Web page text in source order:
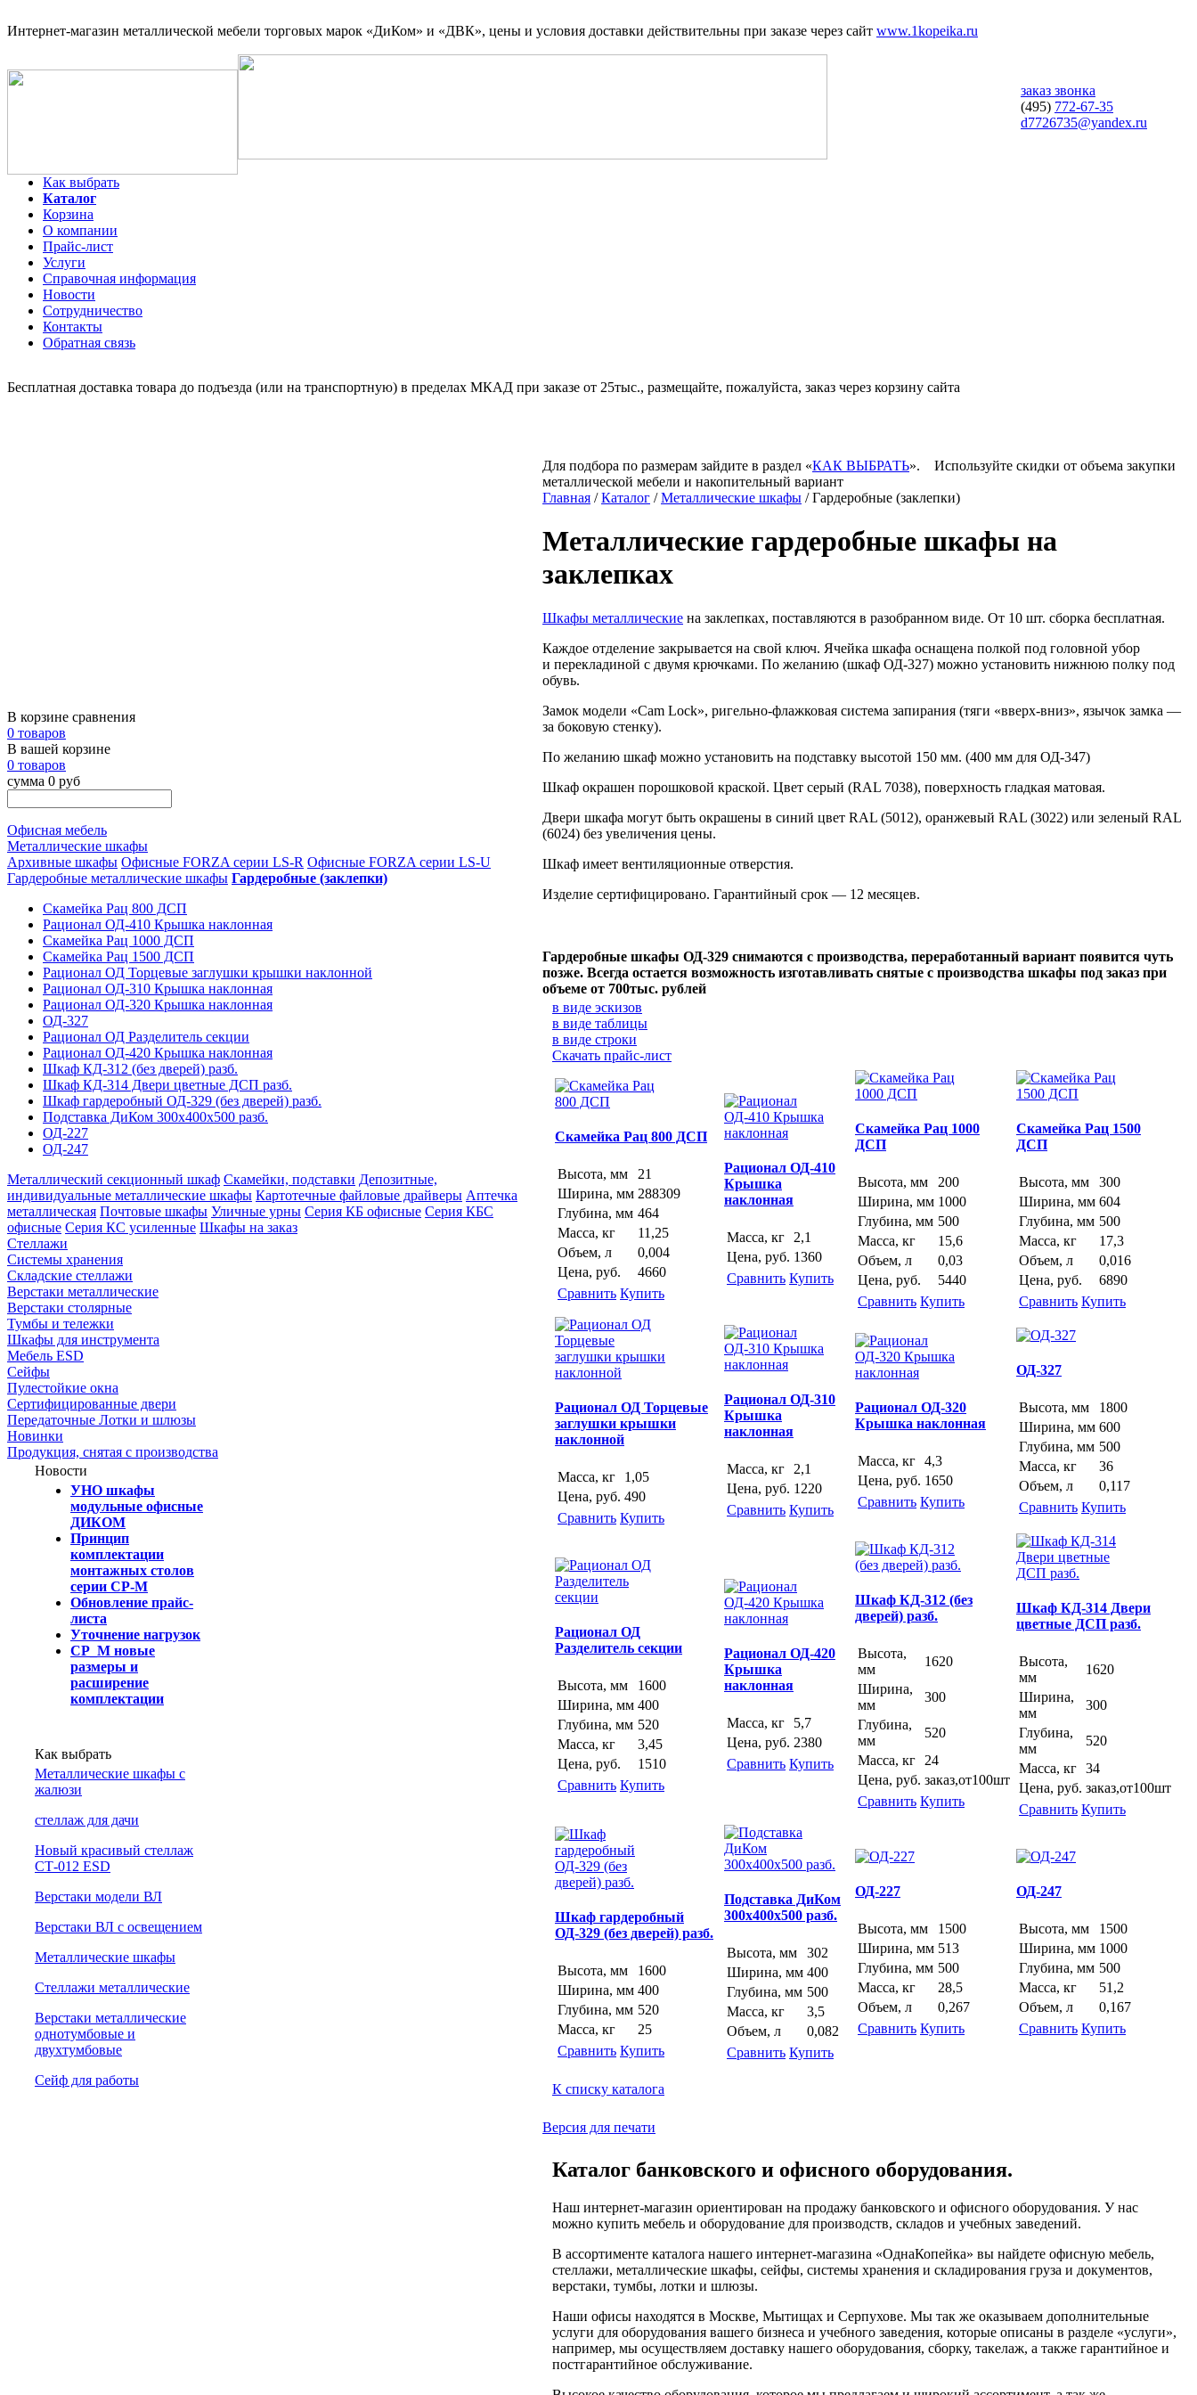
Интернет-магазин металлической мебели торговых марок «ДиКом» и «ДВК», цены и условия доставки действительны при заказе через сайт www.1kopeika.ru
заказ звонка
(495) 772-67-35
d7726735@yandex.ru
Как выбрать
Каталог
Корзина
О компании
Прайс-лист
Услуги
Справочная информация
Новости
Сотрудничество
Контакты
Обратная связь
Бесплатная доставка товара до подъезда (или на транспортную) в пределах МКАД при заказе от 25тыс., размещайте, пожалуйста, заказ через корзину сайта
В корзине сравнения
0 товаров
В вашей корзине
0 товаров
сумма 0 руб
Офисная мебель
Металлические шкафы
Архивные шкафы Офисные FORZA серии LS-R Офисные FORZA серии LS-U
Гардеробные металлические шкафы Гардеробные (заклепки)
Скамейка Рац 800 ДСП
Рационал ОД-410 Крышка наклонная
Скамейка Рац 1000 ДСП
Скамейка Рац 1500 ДСП
Рационал ОД Торцевые заглушки крышки наклонной
Рационал ОД-310 Крышка наклонная
Рационал ОД-320 Крышка наклонная
ОД-327
Рационал ОД Разделитель секции
Рационал ОД-420 Крышка наклонная
Шкаф КД-312 (без дверей) разб.
Шкаф КД-314 Двери цветные ДСП разб.
Шкаф гардеробный ОД-329 (без дверей) разб.
Подставка ДиКом 300х400х500 разб.
ОД-227
ОД-247
Металлический секционный шкаф Скамейки, подставки Депозитные,
индивидуальные металлические шкафы Картотечные файловые драйверы Аптечка
металлическая Почтовые шкафы Уличные урны Серия КБ офисные Серия КБС
офисные Серия КC усиленные Шкафы на заказ
Стеллажи
Системы хранения
Складские стеллажи
Верстаки металлические
Верстаки столярные
Тумбы и тележки
Шкафы для инструмента
Мебель ESD
Сейфы
Пулестойкие окна
Сертифицированные двери
Передаточные Лотки и шлюзы
Новинки
Продукция, снятая с производства
Новости
УНО шкафы
модульные офисные
ДИКОМ
Принцип
комплектации
монтажных столов
серии СР-М
Обновление прайс-
листа
Уточнение нагрузок
СР_М новые
размеры и
расширение
комплектации
Как выбрать
Металлические шкафы с
жалюзи
cтеллаж для дачи
Новый красивый стеллаж
СТ-012 ESD
Верстаки модели ВЛ
Верстаки ВЛ с освещением
Металлические шкафы
Стеллажи металлические
Верстаки металлические
однотумбовые и
двухтумбовые
Сейф для работы
Для подбора по размерам зайдите в раздел «КАК ВЫБРАТЬ».
Используйте скидки от объема закупки
металлической мебели и накопительный вариант
Главная /Каталог /Металлические шкафы / Гардеробные (заклепки)
Металлические гардеробные шкафы на
заклепках
Шкафы металлические на заклепках, поставляются в разобранном виде. От 10 шт. сборка бесплатная.
Каждое отделение закрывается на свой ключ. Ячейка шкафа оснащена полкой под головной убор
и перекладиной с двумя крючками. По желанию (шкаф ОД-327) можно установить нижнюю полку под
обувь.
Замок модели «Cam Lock», ригельно-флажковая система запирания (тяги «вверх-вниз», язычок замка —
за боковую стенку).
По желанию шкаф можно установить на подставку высотой 150 мм. (400 мм для ОД-347)
Шкаф окрашен порошковой краской. Цвет серый (RAL 7038), поверхность гладкая матовая.
Двери шкафа могут быть окрашены в синий цвет RAL (5012), оранжевый RAL (3022) или зеленый RAL
(6024) без увеличения цены.
Шкаф имеет вентиляционные отверстия.
Изделие сертифицировано. Гарантийный срок — 12 месяцев.
Гардеробные шкафы ОД-329 снимаются с производства, переработанный вариант появится чуть
позже. Всегда остается возможность изготавливать снятые с производства шкафы под заказ при
объеме от 700тыс. рублей
в виде эскизов
в виде таблицы
в виде строки
Скачать прайс-лист
Скамейка Рац 800 ДСП
Высота, мм
21
Ширина, мм 288309
Глубина, мм 464
Масса, кг
11,25
Объем, л
0,004
Цена, руб.
4660
Сравнить Купить
Рационал ОД-410
Крышка
наклонная
Масса, кг 2,1
Цена, руб. 1360
Сравнить Купить
Скамейка Рац 1000
ДСП
Высота, мм
200
Ширина, мм 1000
Глубина, мм 500
Масса, кг
15,6
Объем, л
0,03
Цена, руб.
5440
Сравнить Купить
Скамейка Рац 1500
ДСП
Высота, мм
300
Ширина, мм 604
Глубина, мм 500
Масса, кг
17,3
Объем, л
0,016
Цена, руб.
6890
Сравнить Купить
Рационал ОД Торцевые
заглушки крышки
наклонной
Масса, кг
1,05
Цена, руб. 490
Сравнить Купить
Рационал ОД-310
Крышка
наклонная
Масса, кг 2,1
Цена, руб. 1220
Сравнить Купить
Рационал ОД-320
Крышка наклонная
Масса, кг 4,3
Цена, руб. 1650
Сравнить Купить
ОД-327
Высота, мм
1800
Ширина, мм 600
Глубина, мм 500
Масса, кг
36
Объем, л
0,117
Сравнить Купить
Рационал ОД
Разделитель секции
Высота, мм
1600
Ширина, мм 400
Глубина, мм 520
Масса, кг
3,45
Цена, руб.
1510
Сравнить Купить
Рационал ОД-420
Крышка
наклонная
Масса, кг
5,7
Цена, руб. 2380
Сравнить Купить
Шкаф КД-312 (без
дверей) разб.
Высота,
мм
1620
Ширина,
мм
300
Глубина,
мм
520
Масса, кг 24
Цена, руб. заказ,от100шт
Сравнить Купить
Шкаф КД-314 Двери
цветные ДСП разб.
Высота,
мм
1620
Ширина,
мм
300
Глубина,
мм
520
Масса, кг 34
Цена, руб. заказ,от100шт
Сравнить Купить
Шкаф гардеробный
ОД-329 (без дверей) разб.
Высота, мм
1600
Ширина, мм 400
Глубина, мм 520
Масса, кг
25
Сравнить Купить
Подставка ДиКом
300х400х500 разб.
Высота, мм
302
Ширина, мм 400
Глубина, мм 500
Масса, кг
3,5
Объем, л
0,082
Сравнить Купить
ОД-227
Высота, мм
1500
Ширина, мм 513
Глубина, мм 500
Масса, кг
28,5
Объем, л
0,267
Сравнить Купить
ОД-247
Высота, мм
1500
Ширина, мм 1000
Глубина, мм 500
Масса, кг
51,2
Объем, л
0,167
Сравнить Купить
К списку каталога
Версия для печати
Каталог банковского и офисного оборудования.
Наш интернет-магазин ориентирован на продажу банковского и офисного оборудования. У нас
можно купить мебель и оборудование для производств, складов и учебных заведений.
В ассортименте каталога нашего интернет-магазина «ОднаКопейка» вы найдете офисную мебель,
стеллажи, металлические шкафы, сейфы, системы хранения и складирования груза и документов,
верстаки, тумбы, лотки и шлюзы.
Наши офисы находятся в Москве, Мытищах и Серпухове. Мы так же оказываем дополнительные
услуги для оборудования вашего бизнеса и учебного заведения, которые описаны в разделе «услуги»,
например, мы осуществляем доставку нашего оборудования, сборку, такелаж, а также гарантийное и
постгарантийное обслуживание.